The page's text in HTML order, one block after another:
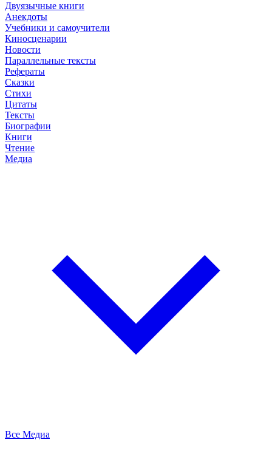
Двуязычные книги
Анекдоты
Учебники и самоучители
Киносценарии
Новости
Параллельные тексты
Рефераты
Сказки
Стихи
Цитаты
Тексты
Биографии
Книги
Чтение
Медиа
Все Медиа